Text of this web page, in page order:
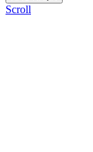
Scroll